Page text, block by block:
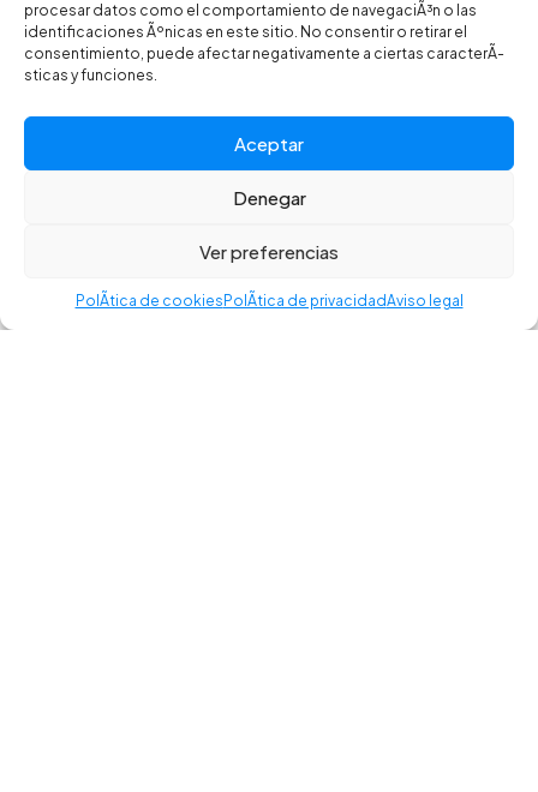
procesar datos como el comportamiento de navegaciÃ³n o las
identificaciones Ãºnicas en este sitio. No consentir o retirar el
consentimiento, puede afectar negativamente a ciertas caracterÃ­
sticas y funciones.
Aceptar
Denegar
Ver preferencias
PolÃ­tica de cookies PolÃ­tica de privacidadAviso legal
Cascos,Cascos Mtb - Carretera
ABUS POWERDOME VELVET
BLACK 57-61 L
©2025 CR BIKES - Todos los derechos reservados. Desarrollado
Aviso legal